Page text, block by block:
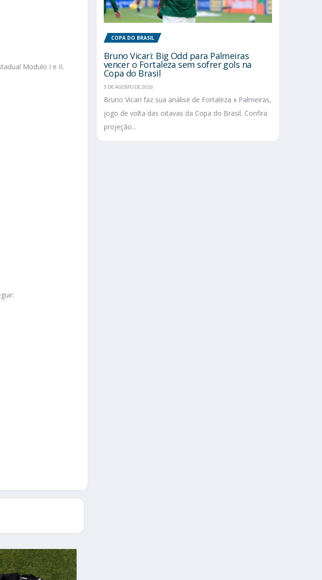
Modulo I e II.
COPA DO BRASIL
Bruno Vicari: Big Odd para Palmeiras
vencer o Fortaleza sem sofrer gols na
Copa do Brasil
5 DE AGOSTO DE 2026
Bruno Vicari faz sua análise de Fortaleza x Palmeiras,
jogo de volta das oitavas da Copa do Brasil. Confira
projeção...